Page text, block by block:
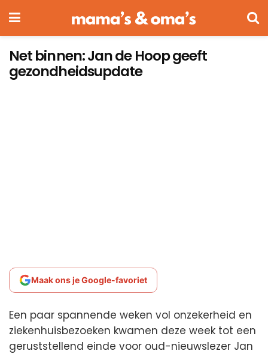
Net binnen: Jan de Hoop geeft
gezondheidsupdate
Maak ons je Google-favoriet
Een paar spannende weken vol onzekerheid en
ziekenhuisbezoeken kwamen deze week tot een
geruststellend einde voor oud-nieuwslezer Jan